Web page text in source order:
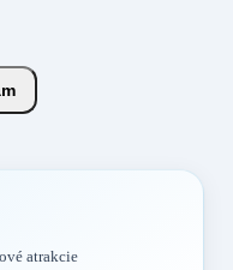
atrakcie